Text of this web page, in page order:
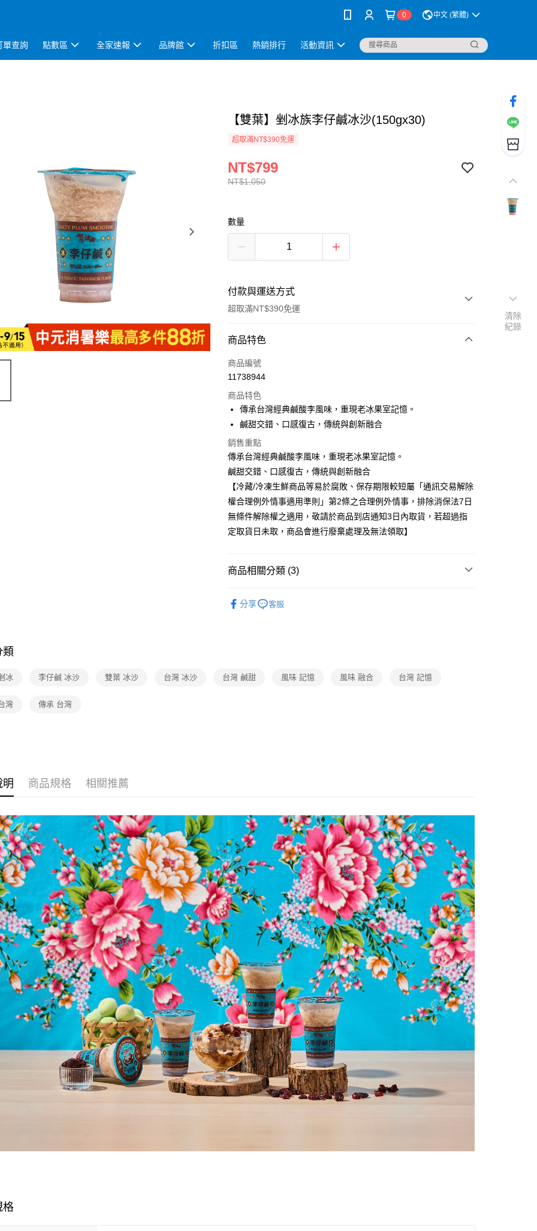
0 中文 (繁體)
單查詢 點數區 全家速報 品牌館 折扣區 熱銷排行 活動資訊
【雙葉】剉冰族李仔鹹冰沙(150gx30)
超取滿NT$390免運
NT$1,050
NT$799
數量
付款與運送方式
超取滿NT$390免運
付款方式
全家線上支付
運送方式
冷凍-全家取貨付款
每筆NT$100，滿NT$390(含以上)免運費
冷凍-付款後全家取貨
每筆NT$100，滿NT$390(含以上)免運費
商品特色
商品編號
11738944
商品特色
傳承台灣經典鹹酸李風味，重現老冰果室記憶。
鹹甜交錯、口感復古，傳統與創新融合
銷售重點
傳承台灣經典鹹酸李風味，重現老冰果室記憶。
鹹甜交錯、口感復古，傳統與創新融合
【冷藏/冷凍生鮮商品等易於腐敗、保存期限較短屬「通訊交易解除
權合理例外情事適用準則」第2條之合理例外情事，排除消保法7日
無條件解除權之適用，敬請於商品到店通知3日內取貨，若超過指
定取貨日未取，商品會進行廢棄處理及無法領取】
商品相關分類 (3)
分享 客服
類
冰 李仔鹹 冰沙 雙葉 冰沙 台灣 冰沙 台灣 鹹甜 風味 記憶 風味 融合 台灣 記憶
灣 傳承 台灣
明 商品規格 相關推薦
格
清除
紀錄